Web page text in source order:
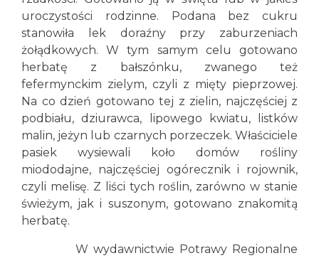
uroczystości rodzinne. Podana bez cukru
stanowiła lek doraźny przy zaburzeniach
żołądkowych. W tym samym celu gotowano
herbatę z bałszónku, zwanego też
fefermynckim zielym, czyli z mięty pieprzowej.
Na co dzień gotowano tej z zielin, najczęściej z
podbiału, dziurawca, lipowego kwiatu, listków
malin, jeżyn lub czarnych porzeczek. Właściciele
pasiek wysiewali koło domów rośliny
miododajne, najczęściej ogórecznik i rojownik,
czyli melisę. Z liści tych roślin, zarówno w stanie
świeżym, jak i suszonym, gotowano znakomitą
herbatę.
W wydawnictwie Potrawy Regionalne